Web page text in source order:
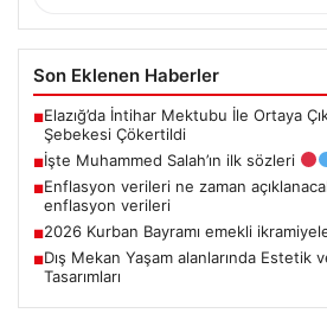
Son Eklenen Haberler
■Elazığ’da İntihar Mektubu İle Ortaya
Şebekesi Çökertildi
■İşte Muhammed Salah’ın ilk sözleri
■Enflasyon verileri ne zaman
enflasyon verileri
■2026 Kurban Bayramı emekli
■Dış Mekan Yaşam alanlarında Estetik
Tasarımları